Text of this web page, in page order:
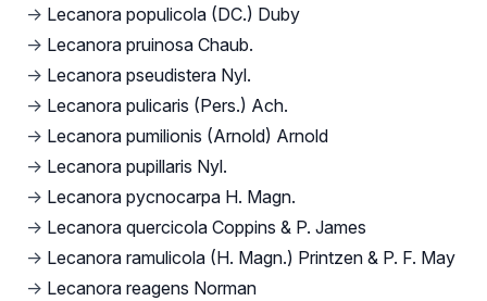
→ Lecanora populicola (DC.) Duby
→ Lecanora pruinosa Chaub.
→ Lecanora pseudistera Nyl.
→ Lecanora pulicaris (Pers.) Ach.
→ Lecanora pumilionis (Arnold) Arnold
→ Lecanora pupillaris Nyl.
→ Lecanora pycnocarpa H. Magn.
→ Lecanora quercicola Coppins & P. James
→ Lecanora ramulicola (H. Magn.) Printzen & P. F. May
→ Lecanora reagens Norman